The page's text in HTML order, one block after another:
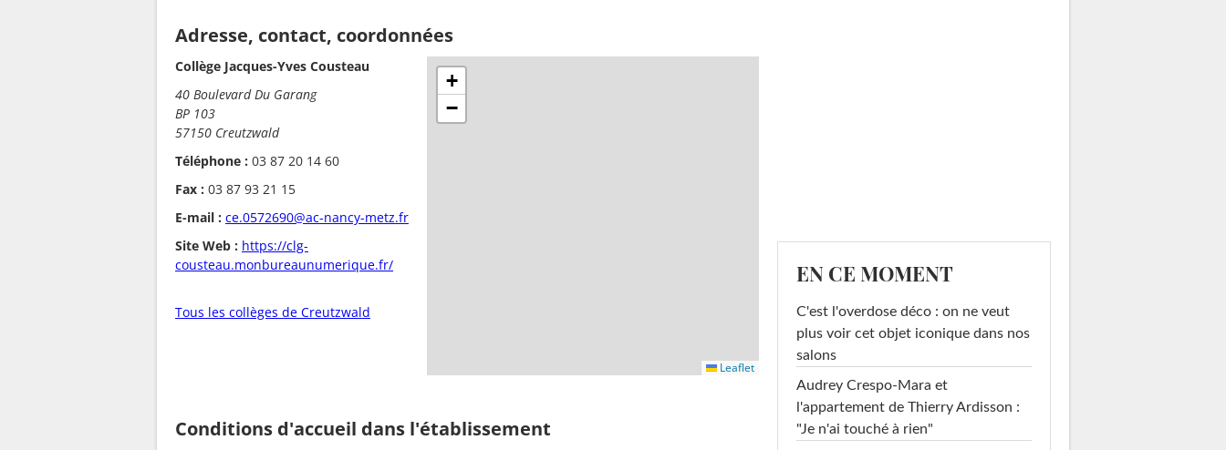
Adresse, contact, coordonnées
Collège Jacques-Yves Cousteau
40 Boulevard Du Garang
BP 103
57150 Creutzwald
Téléphone : 03 87 20 14 60
Fax : 03 87 93 21 15
E-mail : ce.0572690@ac-nancy-metz.fr
Site Web : https://clg-
cousteau.monbureaunumerique.fr/
Tous les collèges de Creutzwald
+
−
Leaflet
Conditions d'accueil dans l'établissement
EN CE MOMENT
C'est l'overdose déco : on ne veut
plus voir cet objet iconique dans nos
salons
Audrey Crespo-Mara et
l'appartement de Thierry Ardisson :
"Je n'ai touché à rien"